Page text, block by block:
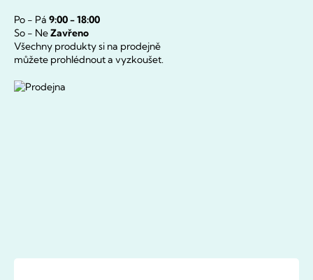
Po - Pá 9:00 - 18:00
So - NeZavřeno
Všechny produkty si na prodejně
můžete prohlédnout a vyzkoušet.